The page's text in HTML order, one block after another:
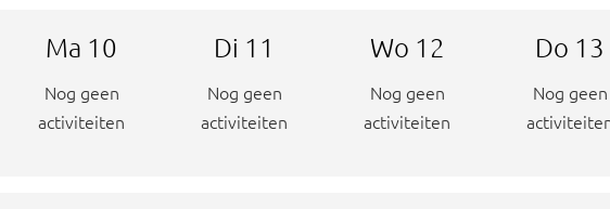
Ma 10
Nog geen
activiteiten
Di 11
Nog geen
activiteiten
Wo 12
Nog geen
activiteiten
Do 13
Nog geen